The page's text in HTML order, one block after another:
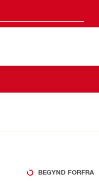
BEGYND FORFRA